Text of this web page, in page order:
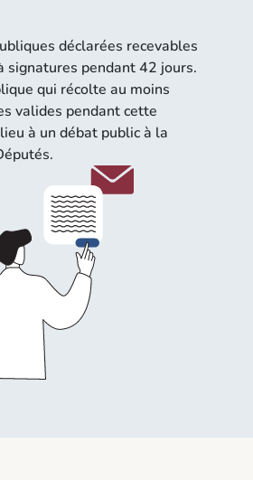
déclarées recevables
signatures pendant 42 jours.
qui récolte au moins
valides pendant cette
à un débat public à la